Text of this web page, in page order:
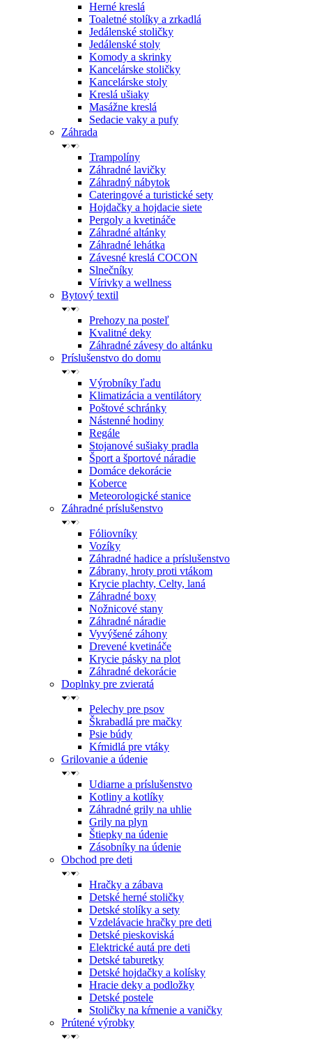
Herné kreslá
Toaletné stolíky a zrkadlá
Jedálenské stoličky
Jedálenské stoly
Komody a skrinky
Kancelárske stoličky
Kancelárske stoly
Kreslá ušiaky
Masážne kreslá
Sedacie vaky a pufy
Záhrada
Trampolíny
Záhradné lavičky
Záhradný nábytok
Cateringové a turistické sety
Hojdačky a hojdacie siete
Pergoly a kvetináče
Záhradné altánky
Záhradné lehátka
Závesné kreslá COCON
Slnečníky
Vírivky a wellness
Bytový textil
Prehozy na posteľ
Kvalitné deky
Záhradné závesy do altánku
Príslušenstvo do domu
Výrobníky ľadu
Klimatizácia a ventilátory
Poštové schránky
Nástenné hodiny
Regále
Stojanové sušiaky pradla
Šport a športové náradie
Domáce dekorácie
Koberce
Meteorologické stanice
Záhradné príslušenstvo
Fóliovníky
Vozíky
Záhradné hadice a príslušenstvo
Zábrany, hroty proti vtákom
Krycie plachty, Celty, laná
Záhradné boxy
Nožnicové stany
Záhradné náradie
Vyvýšené záhony
Drevené kvetináče
Krycie pásky na plot
Záhradné dekorácie
Doplnky pre zvieratá
Pelechy pre psov
Škrabadlá pre mačky
Psie búdy
Kŕmidlá pre vtáky
Grilovanie a údenie
Udiarne a príslušenstvo
Kotliny a kotlíky
Záhradné grily na uhlie
Grily na plyn
Štiepky na údenie
Zásobníky na údenie
Obchod pre deti
Hračky a zábava
Detské herné stoličky
Detské stolíky a sety
Vzdelávacie hračky pre deti
Detské pieskoviská
Elektrické autá pre deti
Detské taburetky
Detské hojdačky a kolísky
Hracie deky a podložky
Detské postele
Stoličky na kŕmenie a vaničky
Prútené výrobky